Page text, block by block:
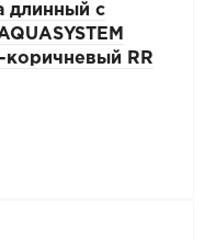
длинный с
коричневый RR